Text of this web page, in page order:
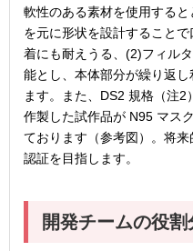
軟性のある素材を使用する
を元に形状を設計すること
着にも耐えうる、(2)フィル
能とし、本体部分が繰り返
ます。また、DS2 規格（注2
作製した試作品が N95 マス
ております（参考図）。将
認証を目指します。
開発チームの役割